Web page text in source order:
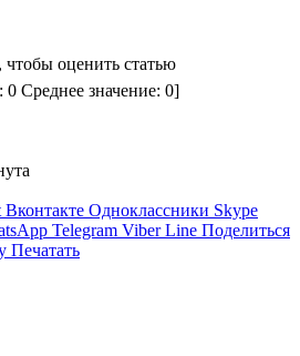
оценить статью
0 Среднее значение: 0]
Вконтакте Одноклассники Skype
Telegram Viber Line Поделиться
Печатать